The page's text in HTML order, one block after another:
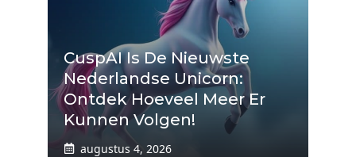
CuspAI Is De Nieuwste
Nederlandse Unicorn:
Ontdek Hoeveel Meer Er
Kunnen Volgen!
augustus 4, 2026